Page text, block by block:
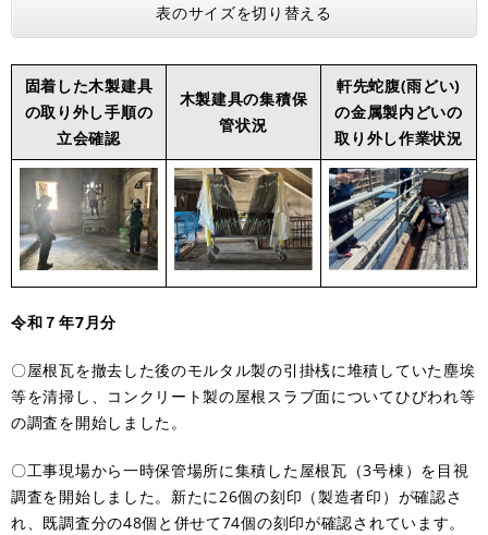
表のサイズを切り替える
固着した木製建具
の取り外し手順の
立会確認
木製建具の集積保
管状況
軒先蛇腹(雨どい)
の金属製内どいの
取り外し作業状況
令和７年7月分
〇屋根瓦を撤去した後のモルタル製の引掛桟に堆積していた塵埃
等を清掃し、コンクリート製の屋根スラブ面についてひびわれ等
の調査を開始しました。
〇工事現場から一時保管場所に集積した屋根瓦（3号棟）を目視
調査を開始しました。新たに26個の刻印（製造者印）が確認さ
れ、既調査分の48個と併せて74個の刻印が確認されています。